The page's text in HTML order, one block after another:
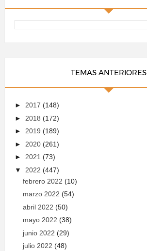
TEMAS ANTERIORES
► 2017 (148)
► 2018 (172)
► 2019 (189)
► 2020 (261)
► 2021 (73)
▼ 2022 (447)
febrero 2022 (10)
marzo 2022 (54)
abril 2022 (50)
mayo 2022 (38)
junio 2022 (29)
julio 2022 (48)